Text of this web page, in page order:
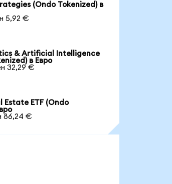
(Ondo Tokenized) в
5,92 €
& Artificial Intelligence
в Евро
32,29 €
Estate ETF (Ondo
86,24 €